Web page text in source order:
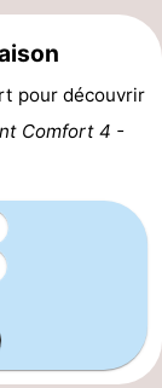
pour découvrir
Comfort 4 -